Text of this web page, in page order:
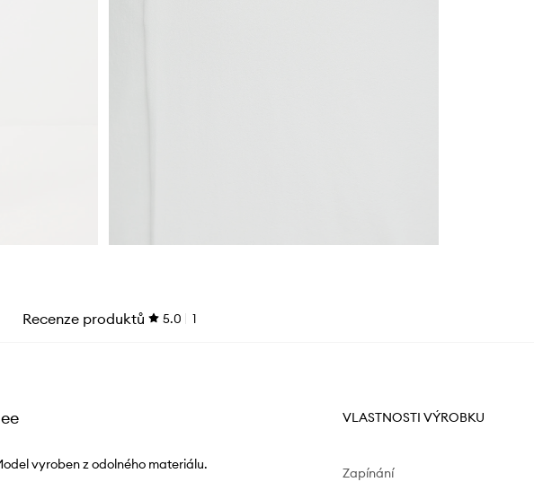
Recenze produktů 5.0 1
vyroben z odolného materiálu.
VLASTNOSTI VÝROBKU
Zapínání